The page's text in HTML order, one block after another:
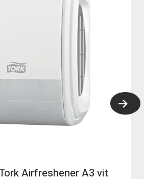
Airfreshener A3 vit